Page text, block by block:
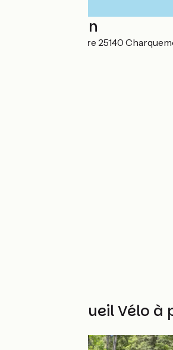
Localisation
Combe Saint Pierre 25140
Autres Accueil Vélo